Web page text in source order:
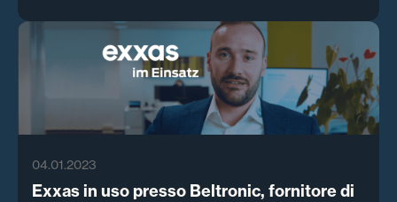
04.01.2023
Exxas in uso presso Beltronic, fornitore di